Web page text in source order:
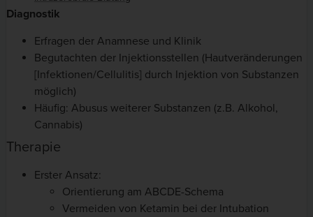
Diagnostik
Erfragen der Anamnese und Klinik
Begutachten der Injektionsstellen (Hautveränderungen
[Infektionen/Cellulitis] durch Injektion von Substanzen
möglich)
Häufig: Abusus weiterer Substanzen (z.B. Alkohol,
Cannabis)
Therapie
Erster Ansatz:
Orientierung am ABCDE-Schema
Vermeiden von Ketamin bei der Intubation